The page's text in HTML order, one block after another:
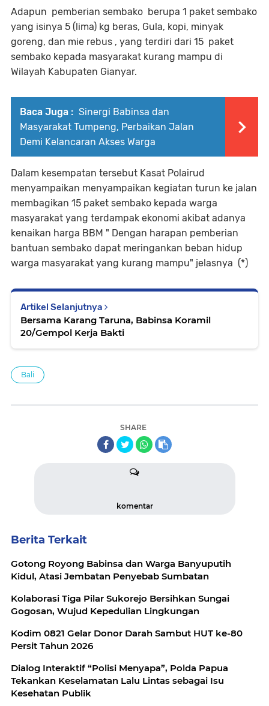
Adapun pemberian sembako berupa 1 paket sembako
yang isinya 5 (lima) kg beras, Gula, kopi, minyak
goreng, dan mie rebus , yang terdiri dari 15 paket
sembako kepada masyarakat kurang mampu di
Wilayah Kabupaten Gianyar.
Baca Juga : Sinergi Babinsa dan
Masyarakat Tumpeng, Perbaikan Jalan
Demi Kelancaran Akses Warga
Dalam kesempatan tersebut Kasat Polairud
menyampaikan menyampaikan kegiatan turun ke jalan
membagikan 15 paket sembako kepada warga
masyarakat yang terdampak ekonomi akibat adanya
kenaikan harga BBM " Dengan harapan pemberian
bantuan sembako dapat meringankan beban hidup
warga masyarakat yang kurang mampu" jelasnya (*)
Artikel Selanjutnya
Bersama Karang Taruna, Babinsa Koramil
20/Gempol Kerja Bakti
Bali
SHARE
komentar
Berita Terkait
Gotong Royong Babinsa dan Warga Banyuputih
Kidul, Atasi Jembatan Penyebab Sumbatan
Kolaborasi Tiga Pilar Sukorejo Bersihkan Sungai
Gogosan, Wujud Kepedulian Lingkungan
Kodim 0821 Gelar Donor Darah Sambut HUT ke-80
Persit Tahun 2026
Dialog Interaktif “Polisi Menyapa”, Polda Papua
Tekankan Keselamatan Lalu Lintas sebagai Isu
Kesehatan Publik